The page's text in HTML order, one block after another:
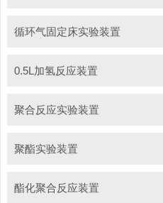
循环气固定床实验装置
0.5L加氢反应装置
聚合反应实验装置
聚酯实验装置
酯化聚合反应装置